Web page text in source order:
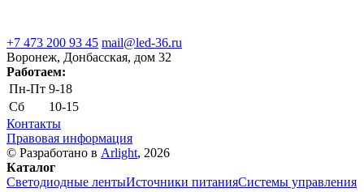
+7 473 200 93 45 mail@led-36.ru
Воронеж, Донбасская, дом 32
Работаем:
Пн-Пт 9-18
Сб
10-15
Контакты
Правовая информация
© Разработано в Arlight, 2026
Каталог
Светодиодные лентыИсточники питанияСистемы управления